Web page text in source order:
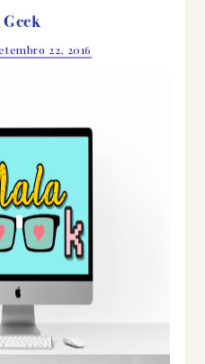
22, 2016